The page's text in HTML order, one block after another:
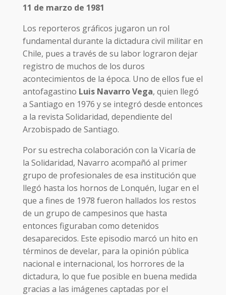
11 de marzo de 1981
Los reporteros gráficos jugaron un rol
fundamental durante la dictadura civil militar en
Chile, pues a través de su labor lograron dejar
registro de muchos de los duros
acontecimientos de la época. Uno de ellos fue el
antofagastino Luis Navarro Vega, quien llegó
a Santiago en 1976 y se integró desde entonces
a la revista Solidaridad, dependiente del
Arzobispado de Santiago.
Por su estrecha colaboración con la Vicaría de
la Solidaridad, Navarro acompañó al primer
grupo de profesionales de esa institución que
llegó hasta los hornos de Lonquén, lugar en el
que a fines de 1978 fueron hallados los restos
de un grupo de campesinos que hasta
entonces figuraban como detenidos
desaparecidos. Este episodio marcó un hito en
términos de develar, para la opinión pública
nacional e internacional, los horrores de la
dictadura, lo que fue posible en buena medida
gracias a las imágenes captadas por el